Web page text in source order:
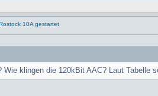
10A gestartet
klingen die 120kBit AAC? Laut Tabelle